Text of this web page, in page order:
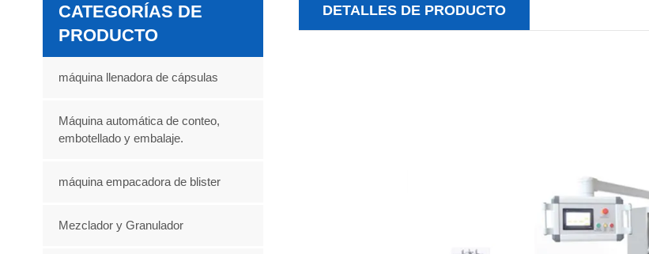
DETALLES DE PRODUCTO
CATEGORÍAS DE
PRODUCTO
máquina llenadora de cápsulas
Máquina automática de conteo,
embotellado y embalaje.
máquina empacadora de blister
Mezclador y Granulador